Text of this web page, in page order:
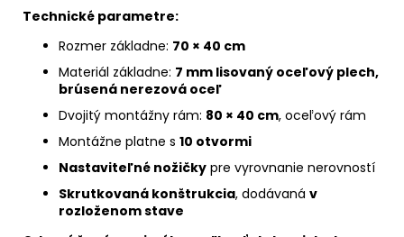
Technické parametre:
Rozmer základne: 70 × 40 cm
Materiál základne: 7 mm lisovaný oceľový plech,
brúsená nerezová oceľ
Dvojitý montážny rám: 80 × 40 cm, oceľový rám
Montážne platne s 10 otvormi
Nastaviteľné nožičky pre vyrovnanie nerovností
Skrutkovaná konštrukcia, dodávaná v
rozloženom stave